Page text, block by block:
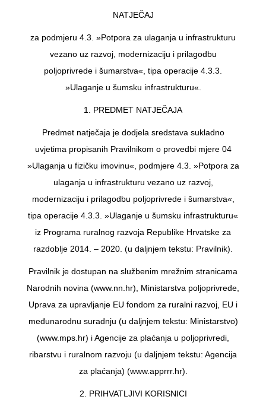
NATJEČAJ
za podmjeru 4.3. »Potpora za ulaganja u infrastrukturu
vezano uz razvoj, modernizaciju i prilagodbu
poljoprivrede i šumarstva«, tipa operacije 4.3.3.
»Ulaganje u šumsku infrastrukturu«.
1. PREDMET NATJEČAJA
Predmet natječaja je dodjela sredstava sukladno
uvjetima propisanih Pravilnikom o provedbi mjere 04
»Ulaganja u fizičku imovinu«, podmjere 4.3. »Potpora za
ulaganja u infrastrukturu vezano uz razvoj,
modernizaciju i prilagodbu poljoprivrede i šumarstva«,
tipa operacije 4.3.3. »Ulaganje u šumsku infrastrukturu«
iz Programa ruralnog razvoja Republike Hrvatske za
razdoblje 2014. – 2020. (u daljnjem tekstu: Pravilnik).
Pravilnik je dostupan na službenim mrežnim stranicama
Narodnih novina (www.nn.hr), Ministarstva poljoprivrede,
Uprava za upravljanje EU fondom za ruralni razvoj, EU i
međunarodnu suradnju (u daljnjem tekstu: Ministarstvo)
(www.mps.hr) i Agencije za plaćanja u poljoprivredi,
ribarstvu i ruralnom razvoju (u daljnjem tekstu: Agencija
za plaćanja) (www.apprrr.hr).
2. PRIHVATLJIVI KORISNICI